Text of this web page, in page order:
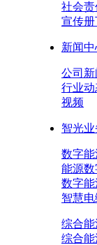
社会责
宣传册
新闻
公司新
行业动
视频
智光业
数字
能源
数字
智慧
综合
综合